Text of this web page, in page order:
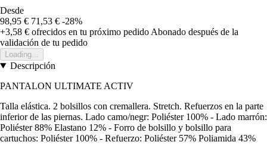
Desde
98,95 € 71,53 € -28%
+3,58 € ofrecidos en tu próximo pedido Abonado después de la
validación de tu pedido
Loading...
Descripción
PANTALON ULTIMATE ACTIV
Talla elástica. 2 bolsillos con cremallera. Stretch. Refuerzos en la parte
inferior de las piernas. Lado camo/negr: Poliéster 100% - Lado marrón:
Poliéster 88% Elastano 12% - Forro de bolsillo y bolsillo para
cartuchos: Poliéster 100% - Refuerzo: Poliéster 57% Poliamida 43%